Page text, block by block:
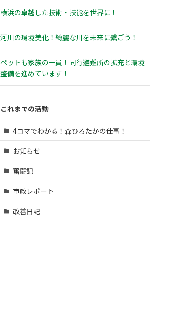
横浜の卓越した技術・技能を世界に！
河川の環境美化！綺麗な川を未来に繋ごう！
ペットも家族の一員！同行避難所の拡充と環境
整備を進めています！
これまでの活動
4コマでわかる！森ひろたかの仕事！
お知らせ
奮闘記
市政レポート
改善日記